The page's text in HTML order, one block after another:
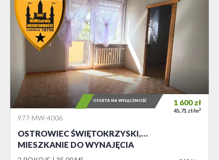
977-MW-4006
OSTROWIEC ŚWIĘTOKRZYSKI,…
MIESZKANIE DO WYNAJĘCIA
1 600zł
45,71 zł/m2
OFERTA NA WYŁĄCZNOŚĆ